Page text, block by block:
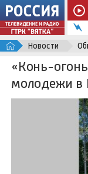
Новости
«Конь-
молодежи в